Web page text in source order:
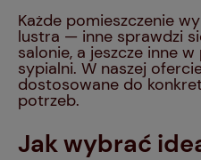
Każde pomieszczenie
lustra — inne sprawdzi
salonie, a jeszcze inne
sypialni. W naszej
dostosowane do
potrzeb.
Jak wybrać